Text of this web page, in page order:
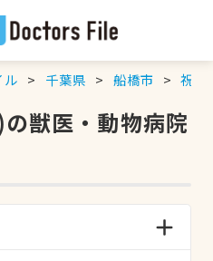
ル 千葉県 船橋市 祝日
獣医・動物病院